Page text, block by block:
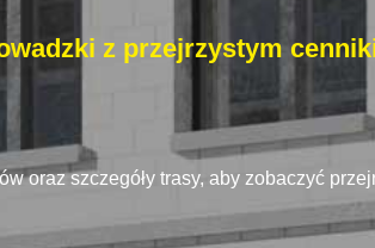
z przejrzystym
oraz szczegóły trasy, aby zobaczyć